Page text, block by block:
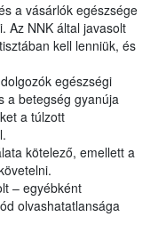
a vásárlók egészsége
Az NNK által javasolt
kell lenniük, és
egészségi
a betegség gyanúja
a túlzott
kötelező, emellett a
– egyébként
olvashatatlansága